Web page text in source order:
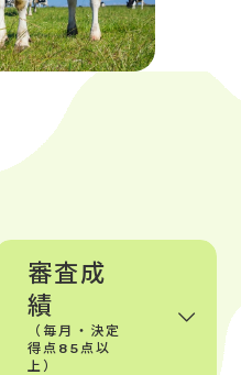
審査成
績
（毎月・決定
得点85点以
上）